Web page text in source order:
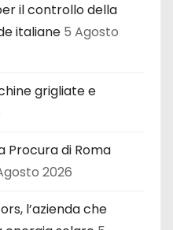
il controllo della
italiane 5 Agosto
grigliate e
Procura di Roma
2026
l’azienda che